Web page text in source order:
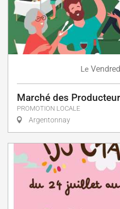
Le
Marché des
PROMOTION LOCALE
Argentonnay